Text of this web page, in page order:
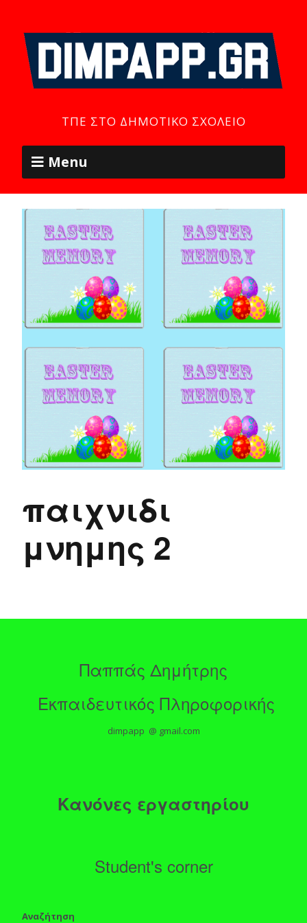
ΤΠΕ ΣΤΟ ΔΗΜΟΤΙΚΌ ΣΧΟΛΕΊΟ
Menu
παιχνιδι
μνημης 2
Παππάς Δημήτρης
Εκπαιδευτικός Πληροφορικής
dimpapp @ gmail.com
Κανόνες εργαστηρίου
Student's corner
Αναζήτηση